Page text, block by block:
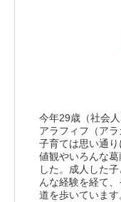
今年29歳（社会
アラフィフ（ア
子育ては思い通
値観やいろんな
した。成人した
んな経験を経て
道を歩いていま